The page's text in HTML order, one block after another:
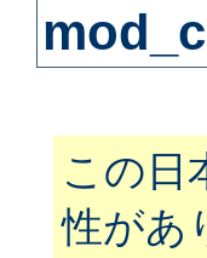
この日
性があ